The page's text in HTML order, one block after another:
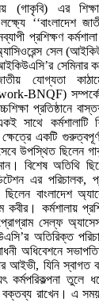
(গাকৃবি) এর
‘‘বাংলাদেশ
প্রশিক্ষণ
সেল
সেমিনার
যোগ্যতা
BNQF) সম্পর্কে
প্রতিষ্ঠানে
সাথে
একটি
উপস্থিত ছিলেন
বিশেষ অতিথি
এর পরিচালক,
বাংলাদেশ
কর্মশালায়
সেল্ফ
অতিরিক্ত
অধিবেশনে
যিনি স্বাগত
কর্মপরিকল্পনা তুলে
বক্তব্য রাখেন। এ